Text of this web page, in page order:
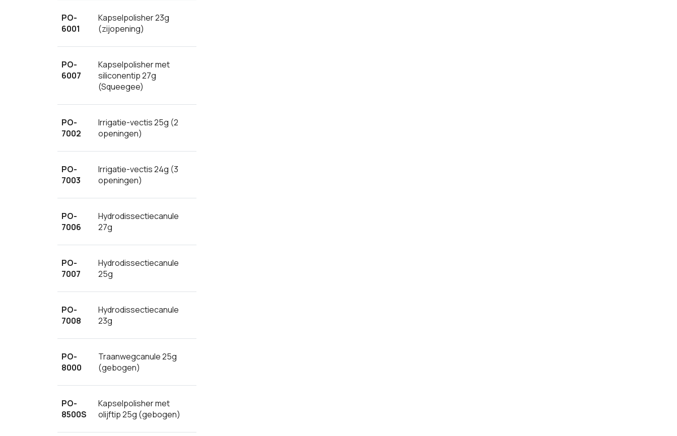
PO-
6001
Kapselpolisher 23g
(zijopening)
PO-
6007
Kapselpolisher met
siliconentip 27g
(Squeegee)
PO-
7002
Irrigatie-vectis 25g (2
openingen)
PO-
7003
Irrigatie-vectis 24g (3
openingen)
PO-
7006
Hydrodissectiecanule
27g
PO-
7007
Hydrodissectiecanule
25g
PO-
7008
Hydrodissectiecanule
23g
PO-
8000
Traanwegcanule 25g
(gebogen)
PO-
8500S
Kapselpolisher met
olijftip 25g (gebogen)